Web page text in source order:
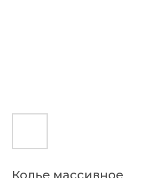
Колье массивное